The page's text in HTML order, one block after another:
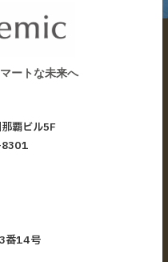
ートな未来へ
覇ビル5F
番14号